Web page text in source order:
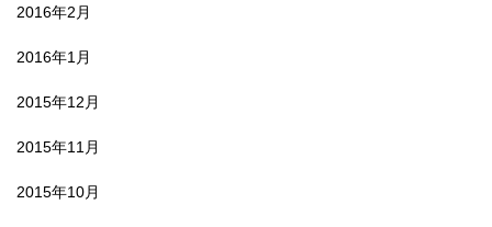
2016年2月
2016年1月
2015年12月
2015年11月
2015年10月